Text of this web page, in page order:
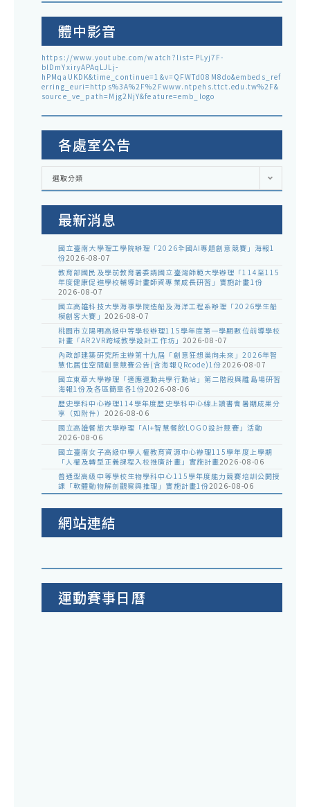
體中影音
https://www.youtube.com/watch?list=PLyj7F-
blDmYxiryAPAqLJLj-
hPMqaUKDK&time_continue=1&v=QFWTd08M8do&embeds_ref
erring_euri=https%3A%2F%2Fwww.ntpehs.ttct.edu.tw%2F&
source_ve_path=Mjg2NjY&feature=emb_logo
各處室公告
各
室
告
選取分類
最新消息
國立臺南大學理工學院辦理「2026全國AI專題創意競賽」海報1
份2026-08-07
教育部國民及學前教育署委請國立臺灣師範大學辦理「114至115
年度健康促進學校輔導計畫師資專業成長研習」實施計畫1份
2026-08-07
國立高雄科技大學海事學院造船及海洋工程系辦理「2026學生船
模創客大賽」 2026-08-07
桃園市立陽明高級中等學校辦理115學年度第一學期數位前導學校
計畫「AR2VR跨域教學設計工作坊」 2026-08-07
內政部建築研究所主辦第十九屆「創意狂想巢向未來」2026年智
慧化居住空間創意競賽公告(含海報QRcode)1份2026-08-07
國立東華大學辦理「適應運動共學行動站」第二階段與離島場研習
海報1份及各區簡章各1份2026-08-06
歷史學科中心辦理114學年度歷史學科中心線上讀書會暑期成果分
享（如附件） 2026-08-06
國立高雄餐旅大學辦理「AI+智慧餐飲LOGO設計競賽」活動
2026-08-06
國立臺南女子高級中學人權教育資源中心辦理115學年度上學期
「人權及轉型正義課程入校推廣計畫」實施計畫2026-08-06
普通型高級中等學校生物學科中心115學年度能力競賽培訓公開授
課「軟體動物解剖觀察與推理」實施計畫1份2026-08-06
網站連結
運動賽事日曆